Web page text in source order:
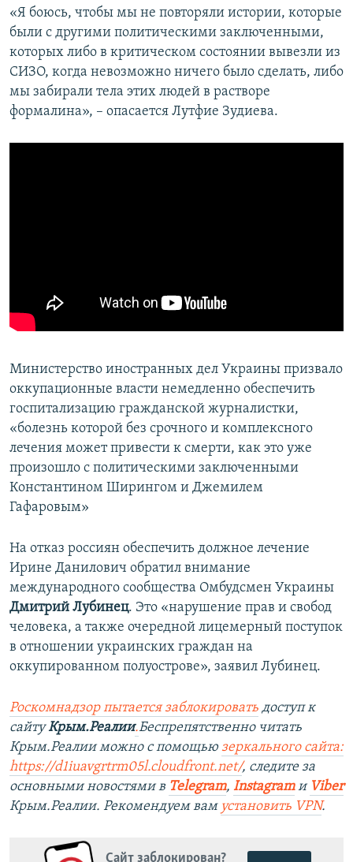
«Я боюсь, чтобы мы не повторяли истории, которые
были с другими политическими заключенными,
которых либо в критическом состоянии вывезли из
СИЗО, когда невозможно ничего было сделать, либо
мы забирали тела этих людей в растворе
формалина», – опасается Лутфие Зудиева.
Министерство иностранных дел Украины призвало
оккупационные власти немедленно обеспечить
госпитализацию гражданской журналистки,
«болезнь которой без срочного и комплексного
лечения может привести к смерти, как это уже
произошло с политическими заключенными
Константином Ширингом и Джемилем
Гафаровым»
На отказ россиян обеспечить должное лечение
Ирине Данилович обратил внимание
международного сообщества Омбудсмен Украины
Дмитрий Лубинец. Это «нарушение прав и свобод
человека, а также очередной лицемерный поступок
в отношении украинских граждан на
оккупированном полуострове», заявил Лубинец.
Роскомнадзор пытается заблокировать доступ к
сайту Крым.Реалии.Беспрепятственно читать
Крым.Реалии можно с помощью зеркального сайта:
https://d1iuavgrtrm05l.cloudfront.net/, следите за
основными новостями в Telegram, Instagram и Viber
Крым.Реалии. Рекомендуем вам установить VPN.
Сайт заблокирован?